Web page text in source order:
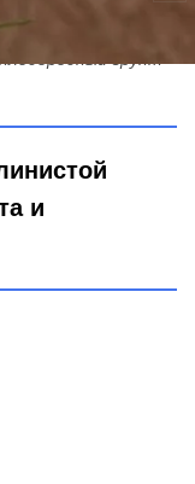
свою погибель:
грунт
и